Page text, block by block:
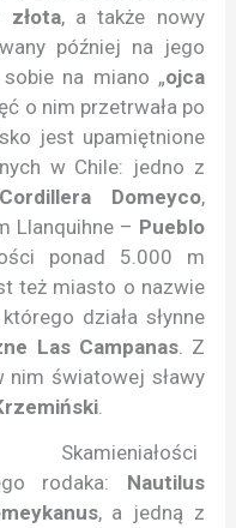
złota, a także nowy
później na jego
sobie na miano „ojca
o nim przetrwała po
jest upamiętnione
w Chile: jedno z
Cordillera Domeyco,
Llanquihne – Pueblo
ponad 5.000 m
też miasto o nazwie
działa słynne
Las Campanas. Z
nim światowej sławy
Skamieniałości
rodaka: Nautilus
, a jedną z